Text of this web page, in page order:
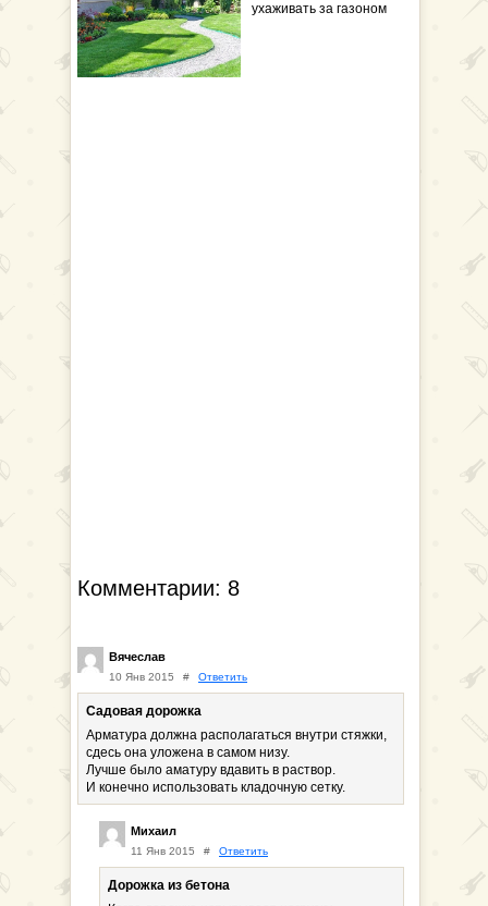
ухаживать за газоном
Комментарии: 8
Вячеслав
10 Янв 2015 # Ответить
Садовая дорожка
Арматура должна располагаться внутри стяжки,
сдесь она уложена в самом низу.
Лучше было аматуру вдавить в раствор.
И конечно использовать кладочную сетку.
Михаил
11 Янв 2015 # Ответить
Дорожка из бетона